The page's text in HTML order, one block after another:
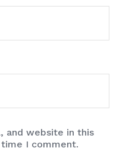
and website in this
I comment.